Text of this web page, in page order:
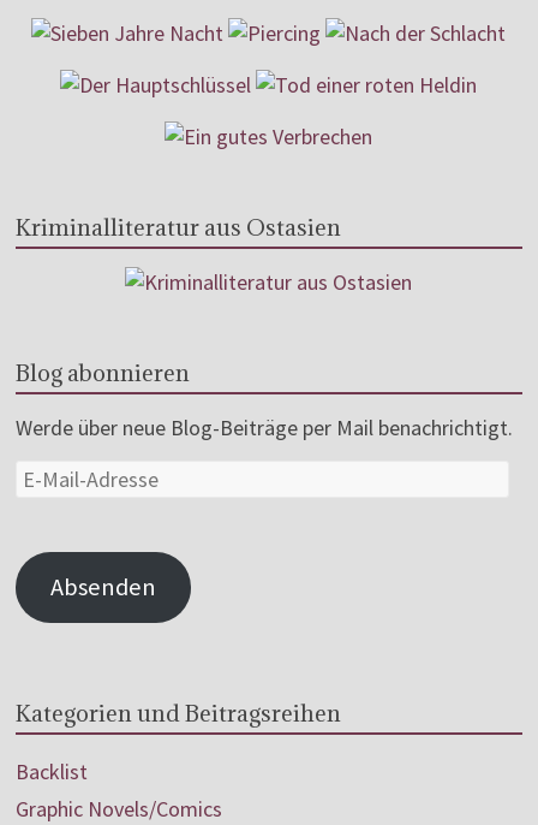
Kriminalliteratur aus Ostasien
Blog abonnieren
Werde über neue Blog-Beiträge per Mail benachrichtigt.
Absenden
Kategorien und Beitragsreihen
Backlist
Graphic Novels/Comics